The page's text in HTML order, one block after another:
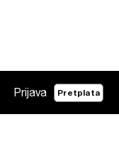
Prijava Pretplata